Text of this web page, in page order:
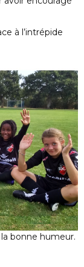
à l’intrépide
bonne humeur.